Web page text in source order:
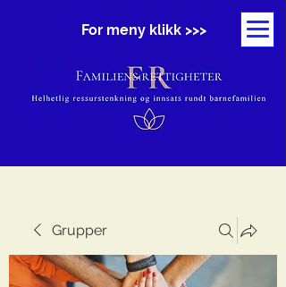
For meny klikk >>>
Grupper